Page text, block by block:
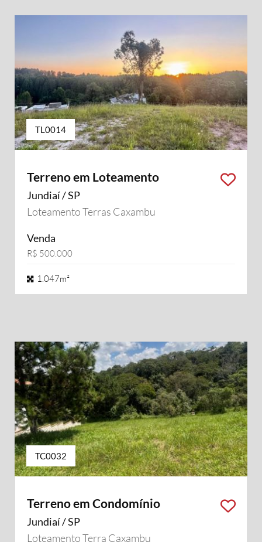
TL0014
Terreno em Loteamento
Jundiaí / SP
Loteamento Terras Caxambu
Venda
R$ 500.000
1.047m²
TC0032
Terreno em Condomínio
Jundiaí / SP
Loteamento Terra Caxambu